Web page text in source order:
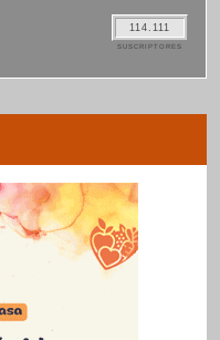
114.111
SUSCRIPTORES